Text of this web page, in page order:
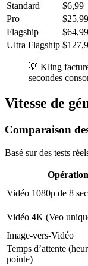
Standard
$6,99
Pro
$25,99
Flagship
$64,99
Ultra Flagship
💡 Kling
secondes
Vitesse de
Comparaison
Basé sur des tests
Opération
Vidéo 1080p de 8
Vidéo 4K (Veo
Image-vers-Vidéo
Temps d’attente
pointe)